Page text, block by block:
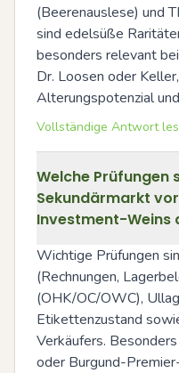
(Beerenauslese) und
sind edelsüße
besonders relevant
Dr. Loosen oder
Alterungspotenzial
Vollständige Antwort
Welche Prüfungen
Sekundärmarkt
Investment-Weins
Wichtige Prüfungen
(Rechnungen,
(OHK/OC/OWC),
Etikettenzustand
Verkäufers.
oder Burgund-